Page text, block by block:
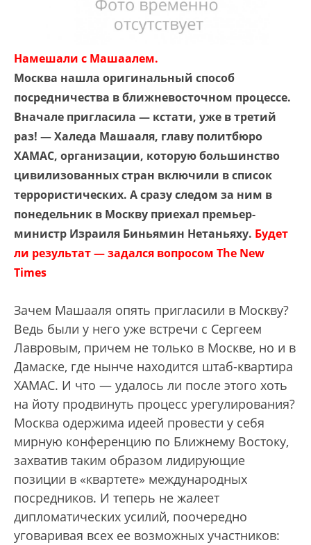
Намешали с Машаалем.
Москва нашла оригинальный способ
посредничества в ближневосточном процессе.
Вначале пригласила — кстати, уже в третий
раз! — Халеда Машааля, главу политбюро
ХАМАС, организации, которую большинство
цивилизованных стран включили в список
террористических. А сразу следом за ним в
понедельник в Москву приехал премьер-
министр Израиля Биньямин Нетаньяху. Будет
ли результат — задался вопросом The New
Times
Зачем Машааля опять пригласили в Москву?
Ведь были у него уже встречи с Сергеем
Лавровым, причем не только в Москве, но и в
Дамаске, где нынче находится штаб-квартира
ХАМАС. И что — удалось ли после этого хоть
на йоту продвинуть процесс урегулирования?
Москва одержима идеей провести у себя
мирную конференцию по Ближнему Востоку,
захватив таким образом лидирующие
позиции в «квартете» международных
посредников. И теперь не жалеет
дипломатических усилий, поочередно
уговаривая всех ее возможных участников: